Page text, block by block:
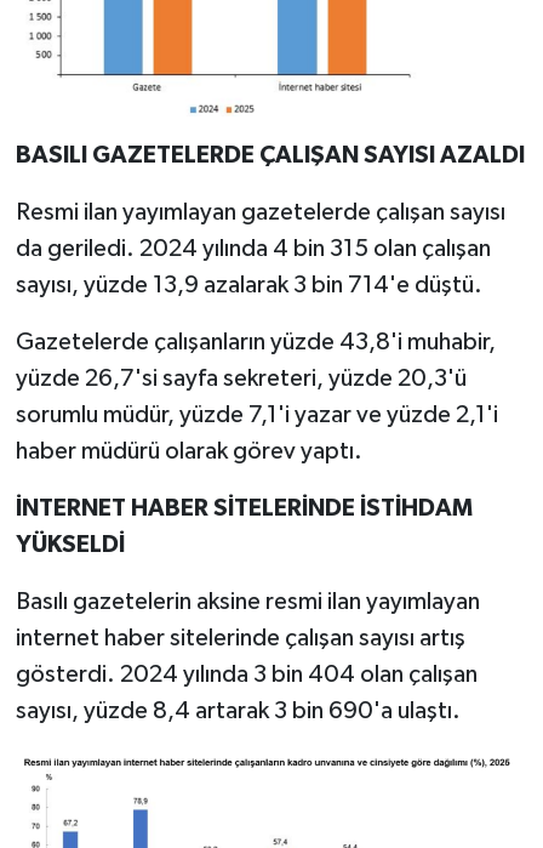
BASILI GAZETELERDE ÇALIŞAN SAYISI AZALDI
Resmi ilan yayımlayan gazetelerde çalışan sayısı
da geriledi. 2024 yılında 4 bin 315 olan çalışan
sayısı, yüzde 13,9 azalarak 3 bin 714'e düştü.
Gazetelerde çalışanların yüzde 43,8'i muhabir,
yüzde 26,7'si sayfa sekreteri, yüzde 20,3'ü
sorumlu müdür, yüzde 7,1'i yazar ve yüzde 2,1'i
haber müdürü olarak görev yaptı.
İNTERNET HABER SİTELERİNDE İSTİHDAM
YÜKSELDİ
Basılı gazetelerin aksine resmi ilan yayımlayan
internet haber sitelerinde çalışan sayısı artış
gösterdi. 2024 yılında 3 bin 404 olan çalışan
sayısı, yüzde 8,4 artarak 3 bin 690'a ulaştı.